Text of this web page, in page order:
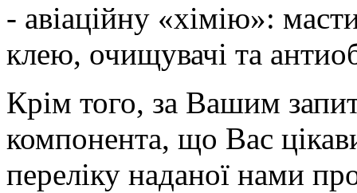
- авіаційну «хімію»:
клею, очищувачі та
Крім того, за Вашим
компонента, що Вас
переліку наданої нами